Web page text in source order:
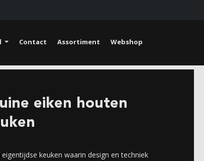
Contact Assortiment Webshop
eiken houten
keuken waarin design en techniek